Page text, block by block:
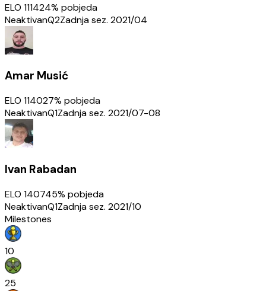
ELO 111424% pobjeda
NeaktivanQ2Zadnja sez. 2021/04
Amar Musić
ELO 114027% pobjeda
NeaktivanQ1Zadnja sez. 2021/07-08
Ivan Rabadan
ELO 140745% pobjeda
NeaktivanQ1Zadnja sez. 2021/10
Milestones
10
25